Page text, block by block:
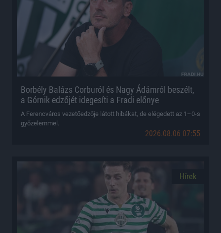
Borbély Balázs Corburól és Nagy Ádámról beszélt,
a Górnik edzőjét idegesíti a Fradi előnye
A Ferencváros vezetőedzője látott hibákat, de elégedett az 1–0-s
győzelemmel.
2026.08.06 07:55
Hírek